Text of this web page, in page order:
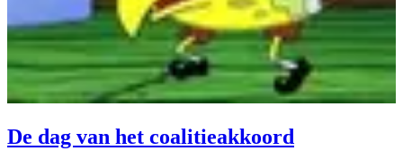
De dag van het coalitieakkoord